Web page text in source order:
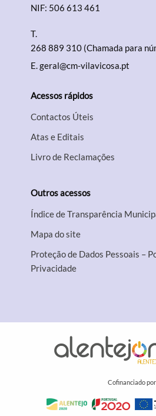
NIF: 506 613 461
T.
268 889 310 (Chamada para
E.geral@cm-vilavicosa.pt
Acessos rápidos
Contactos Úteis
Atas e Editais
Livro de Reclamações
Outros acessos
Índice de Transparência
Mapa do site
Proteção de Dados Pessoais –
Privacidade
Cofinanciado por